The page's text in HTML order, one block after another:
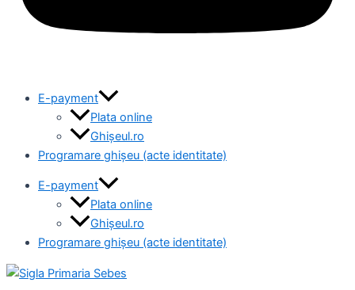
E-payment
Plata online
Ghișeul.ro
Programare ghișeu (acte identitate)
E-payment
Plata online
Ghișeul.ro
Programare ghișeu (acte identitate)